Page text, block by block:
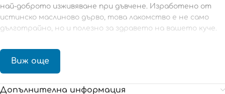
най-доброто изживяване при дъвчене. Изработено от
истинско маслиново дърво, това лакомство е не само
дълготрайно, но и полезно за здравето на вашето куче.
Основни предимства на маслиновото дърво за дъвчене:
Здрави зъби и венци:
намаляване на натрупването на зъбен камък и плака.
Виж още
Допълнителна информация